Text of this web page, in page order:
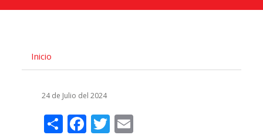
Inicio
24 de Julio del 2024
ShareFacebook
Twitter